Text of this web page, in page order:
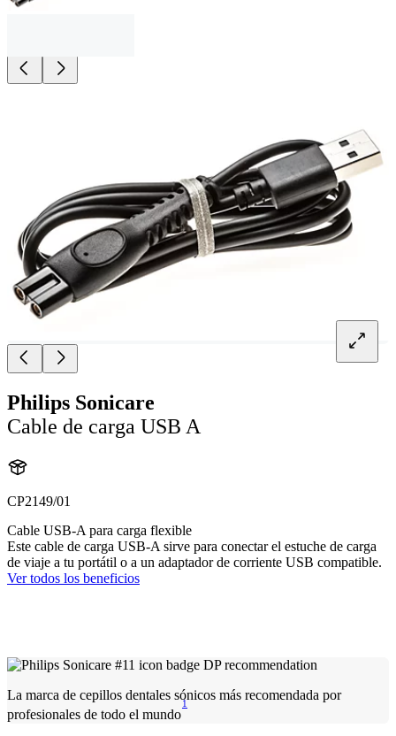
Philips Sonicare
Cable de carga USB A
CP2149/01
Cable USB-A para carga flexible
Este cable de carga USB-A sirve para conectar el estuche de carga
de viaje a tu portátil o a un adaptador de corriente USB compatible.
Ver todos los beneficios
La marca de cepillos dentales sónicos más recomendada por
profesionales de todo el mundo
1